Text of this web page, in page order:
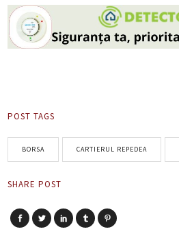
POST TAGS
BORSA CARTIERUL REPEDEA
SHARE POST